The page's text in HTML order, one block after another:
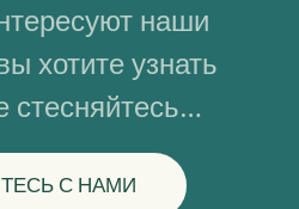
наши
хотите узнать
стесняйтесь…
С НАМИ